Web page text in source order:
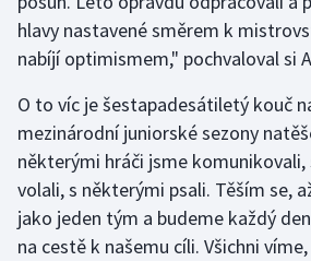
Motorsport
Parasport
Plavání
Plážový volejbal
hlavy nastavené směrem k
nabíjí optimismem," pochvaloval si
O to víc je šestapadesátiletý kouč
mezinárodní juniorské sezony
některými hráči jsme
volali, s některými psali. Těším se,
jako jeden tým a budeme každý
na cestě k našemu cíli. Všichni